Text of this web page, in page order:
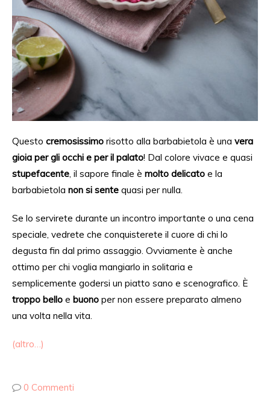
Questo cremosissimo risotto alla barbabietola è una vera
gioia per gli occhi e per il palato! Dal colore vivace e quasi
stupefacente, il sapore finale è molto delicato e la
barbabietola non si sente quasi per nulla.
Se lo servirete durante un incontro importante o una cena
speciale, vedrete che conquisterete il cuore di chi lo
degusta fin dal primo assaggio. Ovviamente è anche
ottimo per chi voglia mangiarlo in solitaria e
semplicemente godersi un piatto sano e scenografico. È
troppo bello e buono per non essere preparato almeno
una volta nella vita.
(altro…)
0 Commenti